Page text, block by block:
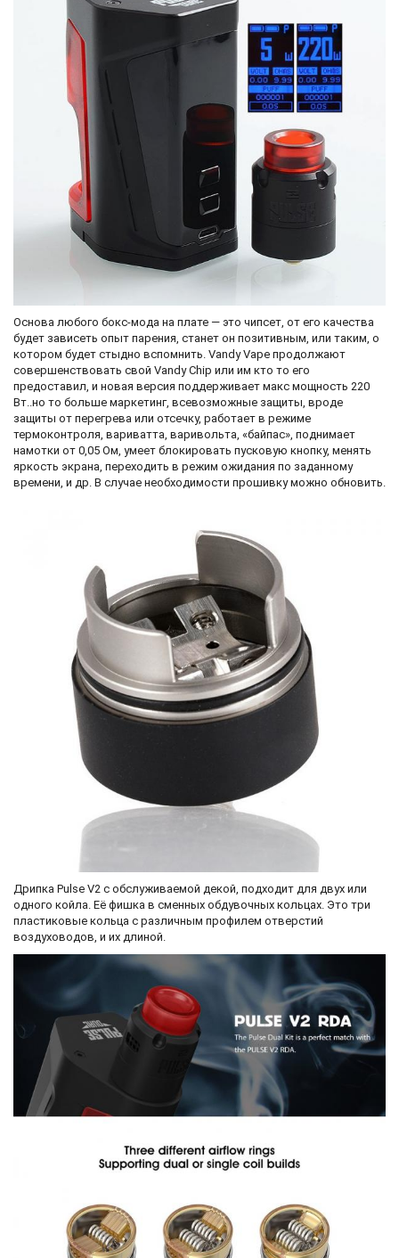
Основа любого бокс-мода на плате — это чипсет, от его качества
будет зависеть опыт парения, станет он позитивным, или таким, о
котором будет стыдно вспомнить. Vandy Vape продолжают
совершенствовать свой Vandy Chip или им кто то его
предоставил, и новая версия поддерживает макс мощность 220
Вт..но то больше маркетинг, всевозможные защиты, вроде
защиты от перегрева или отсечку, работает в режиме
термоконтроля, вариватта, варивольта, «байпас», поднимает
намотки от 0,05 Ом, умеет блокировать пусковую кнопку, менять
яркость экрана, переходить в режим ожидания по заданному
времени, и др. В случае необходимости прошивку можно обновить.
Дрипка Pulse V2 с обслуживаемой декой, подходит для двух или
одного койла. Её фишка в сменных обдувочных кольцах. Это три
пластиковые кольца с различным профилем отверстий
воздуховодов, и их длиной.